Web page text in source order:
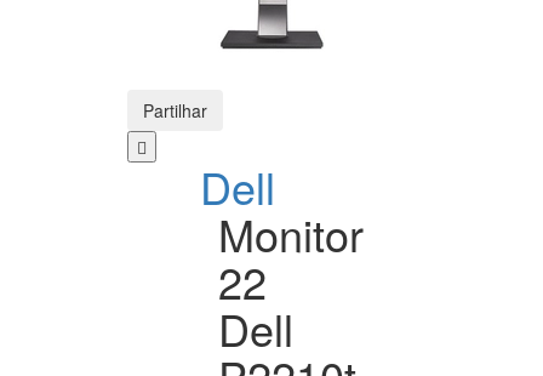
Partilhar
Dell
Monitor
22
Dell